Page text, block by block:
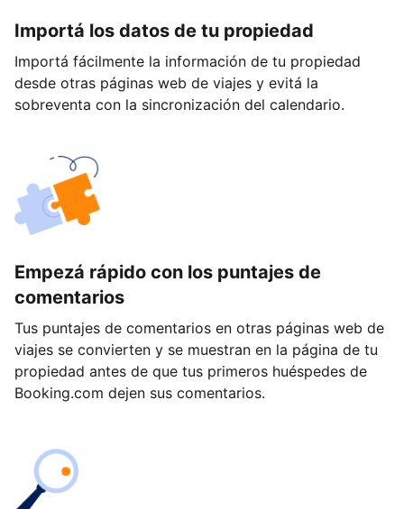
Importá los datos de tu propiedad
Importá fácilmente la información de tu propiedad
desde otras páginas web de viajes y evitá la
sobreventa con la sincronización del calendario.
Empezá rápido con los puntajes de
comentarios
Tus puntajes de comentarios en otras páginas web de
viajes se convierten y se muestran en la página de tu
propiedad antes de que tus primeros huéspedes de
Booking.com dejen sus comentarios.